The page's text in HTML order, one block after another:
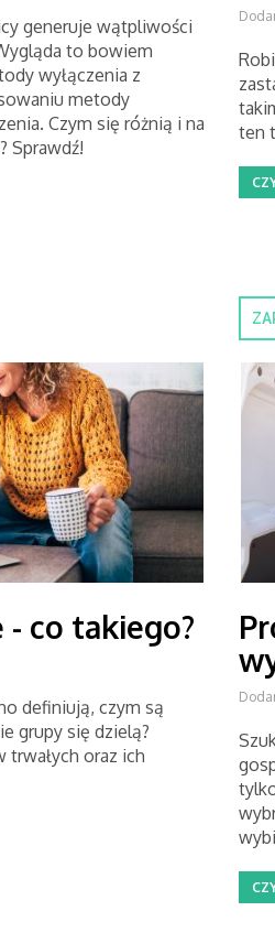
generuje wątpliwości
to bowiem
wyłączenia z
metody
Czym się różnią i na
Sprawdź!
ten
- co takiego?
definiują, czym są
grupy się dzielą?
trwałych oraz ich